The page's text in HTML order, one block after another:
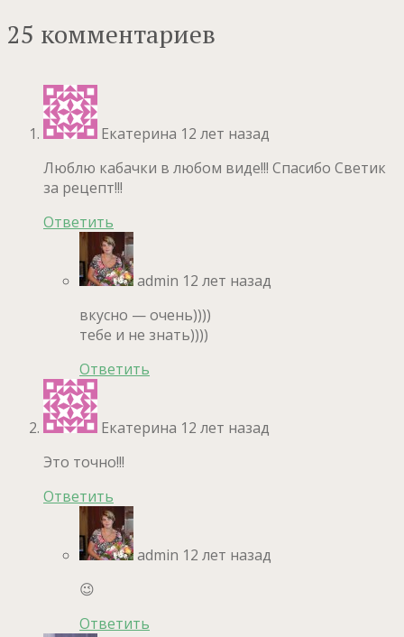
25 комментариев
Екатерина 12 лет назад
Люблю кабачки в любом виде!!! Спасибо Светик
за рецепт!!!
Ответить
admin 12 лет назад
вкусно — очень))))
тебе и не знать))))
Ответить
Екатерина 12 лет назад
Это точно!!!
Ответить
admin 12 лет назад
😉
Ответить